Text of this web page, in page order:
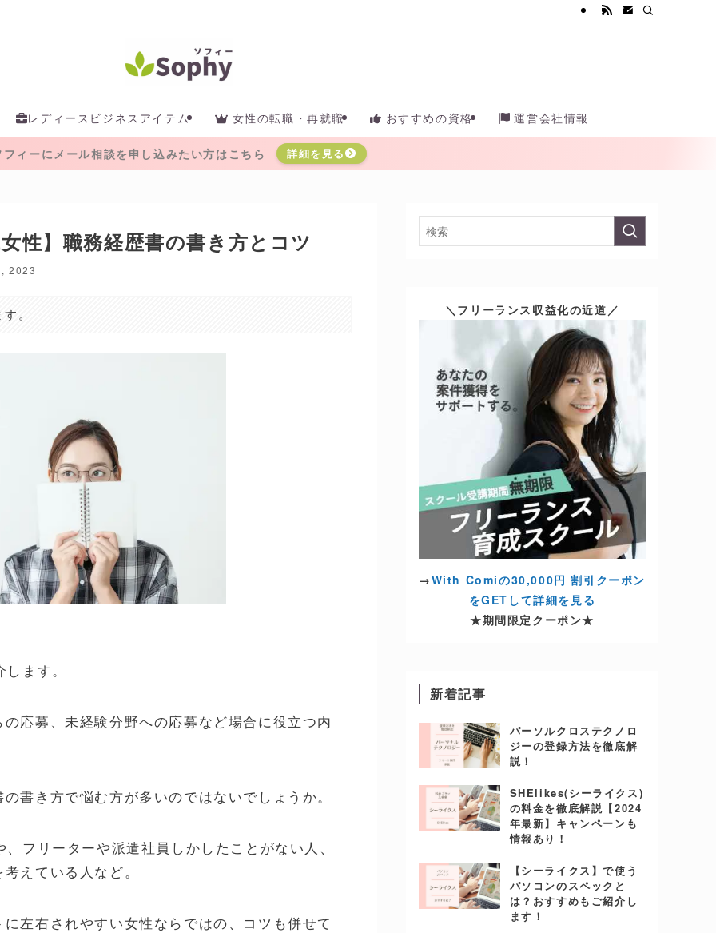
レディースビジネスアイテム 女性の転職・再就職 おすすめの資格 運営会社情報
フィーにメール相談を申し込みたい方はこちら 詳細を見る
性】職務経歴書の書き方とコツ
2023
。
ます。
応募、未経験分野への応募など場合に役立つ内
書き方で悩む方が多いのではないでしょうか。
フリーターや派遣社員しかしたことがない人、
えている人など。
左右されやすい女性ならではの、コツも併せて
＼フリーランス収益化の近道／
→With Comiの30,000円 割引クーポン
をGETして詳細を見る
★期間限定クーポン★
新着記事
パーソルクロステクノロ
ジーの登録方法を徹底解
説！
SHElikes(シーライクス)
の料金を徹底解説【2024
年最新】キャンペーンも
情報あり！
【シーライクス】で使う
パソコンのスペックと
は？おすすめもご紹介し
ます！